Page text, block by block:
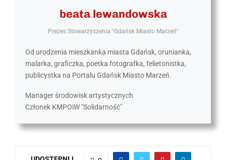
beata lewandowska
Prezes Stowarzyszenia "Gdańsk Miasto Marzeń"
Od urodzenia mieszkanka miasta Gdańsk, orunianka,
malarka, graficzka, poetka fotografka, felietonistka,
publicystka na Portalu Gdańsk Miasto Marzeń.
Manager środowisk artystycznych
Członek KMPOiW "Solidarność"